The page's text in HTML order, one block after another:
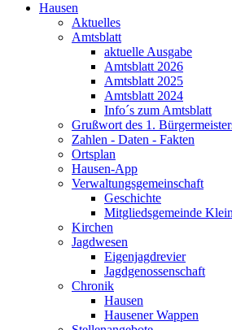
Hausen
Aktuelles
Amtsblatt
aktuelle Ausgabe
Amtsblatt 2026
Amtsblatt 2025
Amtsblatt 2024
Info´s zum Amtsblatt
Grußwort des 1.
Zahlen - Daten - Fakten
Ortsplan
Hausen-App
Verwaltungsgemeinschaft
Geschichte
Mitgliedsgemeinde
Kirchen
Jagdwesen
Eigenjagdrevier
Jagdgenossenschaft
Chronik
Hausen
Hausener Wappen